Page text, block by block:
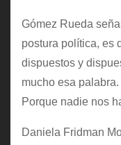
Gómez Rueda
postura política, es
dispuestos y
mucho esa
Porque nadie nos
Daniela Fridman